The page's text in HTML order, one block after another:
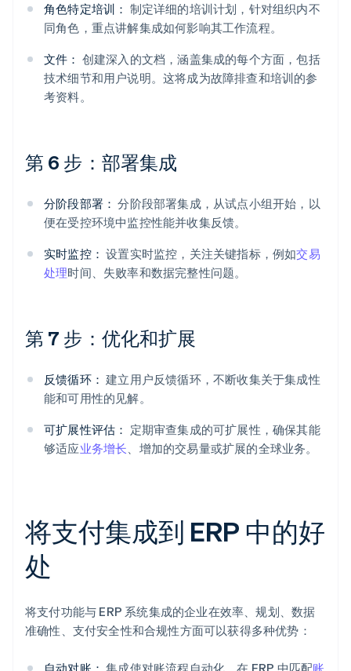
角色特定培训： 制定详细的培训计划，针对组织内不
同角色，重点讲解集成如何影响其工作流程。
文件： 创建深入的文档，涵盖集成的每个方面，包括
技术细节和用户说明。这将成为故障排查和培训的参
考资料。
第 6 步：部署集成
分阶段部署： 分阶段部署集成，从试点小组开始，以
便在受控环境中监控性能并收集反馈。
实时监控： 设置实时监控，关注关键指标，例如交易
处理时间、失败率和数据完整性问题。
第 7 步：优化和扩展
反馈循环： 建立用户反馈循环，不断收集关于集成性
能和可用性的见解。
可扩展性评估： 定期审查集成的可扩展性，确保其能
够适应业务增长、增加的交易量或扩展的全球业务。
将支付集成到 ERP 中的好
处
将支付功能与 ERP 系统集成的企业在效率、规划、数据
准确性、支付安全性和合规性方面可以获得多种优势：